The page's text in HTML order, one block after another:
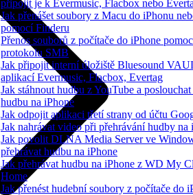
připojit je k Evermusic, Flacbox nebo
Jak přenášet soubory z Macu do iPhonu
pomocí Finderu
Přenos souborů z počítače do iPhone
protokolu SMB
Jak připojit interní úložiště Bluesound
aplikací Evermusic, Flacbox, Evertag
Jak stáhnout hudbu z YouTube a
hudbu na iPhone
Jak odpojit aplikaci třetí strany od účtu
Jak nahrávat video při přehrávání hudby na
Jak povolit DLNA Media Server ve
přehrávat hudbu na iPhone
Jak přehrávat hudbu na iPhone z WD My
Home
Jak přenést hudební soubory z počítače do